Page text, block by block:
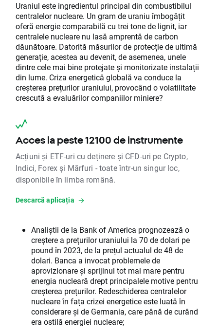
Uraniul este ingredientul principal din combustibilul
centralelor nucleare. Un gram de uraniu îmbogățit
oferă energie comparabilă cu trei tone de lignit, iar
centralele nucleare nu lasă amprentă de carbon
dăunătoare. Datorită măsurilor de protecție de ultimă
generație, acestea au devenit, de asemenea, unele
dintre cele mai bine protejate și monitorizate instalații
din lume. Criza energetică globală va conduce la
creșterea prețurilor uraniului, provocând o volatilitate
crescută a evaluărilor companiilor miniere?
Acces la peste 12100 de instrumente
Acțiuni și ETF-uri cu deținere și CFD-uri pe Crypto,
Indici, Forex și Mărfuri - toate într-un singur loc,
disponibile în limba română.
Descarcă aplicația
Analiștii de la Bank of America prognozează o
creștere a prețurilor uraniului la 70 de dolari pe
pound în 2023, de la prețul actualul de 48 de
dolari. Banca a invocat problemele de
aprovizionare și sprijinul tot mai mare pentru
energia nucleară drept principalele motive pentru
creșterea prețurilor. Redeschiderea centralelor
nucleare în fața crizei energetice este luată în
considerare și de Germania, care până de curând
era ostilă energiei nucleare;